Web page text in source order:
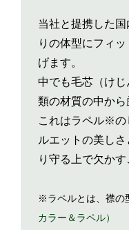
当社と提携した
りの体型にフィ
げます。
中でも毛芯（け
類の材質の中から
これはラペル※の
ルエットの美し
り守る上で欠かす
※ラペルとは、襟の
カラー＆ラペル）